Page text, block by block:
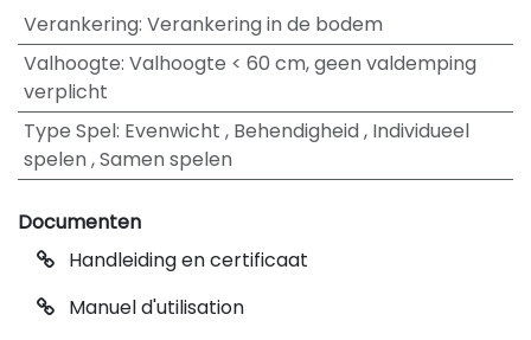
Verankering: Verankering in de bodem
Valhoogte: Valhoogte < 60 cm, geen valdemping
verplicht
Type Spel: Evenwicht , Behendigheid, Individueel
spelen,Samen spelen
Documenten
Handleiding en certificaat
Manuel d'utilisation